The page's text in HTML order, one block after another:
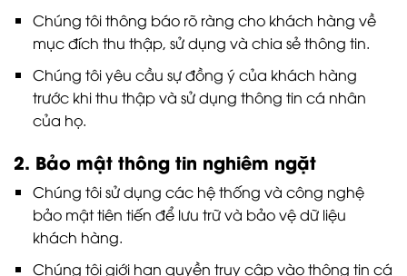
Chúng tôi thông báo rõ ràng cho khách hàng về
mục đích thu thập, sử dụng và chia sẻ thông tin.
Chúng tôi yêu cầu sự đồng ý của khách hàng
trước khi thu thập và sử dụng thông tin cá nhân
của họ.
2. Bảo mật thông tin nghiêm ngặt
Chúng tôi sử dụng các hệ thống và công nghệ
bảo mật tiên tiến để lưu trữ và bảo vệ dữ liệu
khách hàng.
Chúng tôi giới hạn quyền truy cập vào thông tin cá